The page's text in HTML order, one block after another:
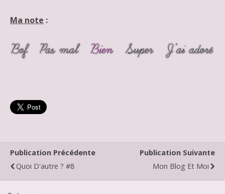
Ma note :
Publication Précédente
Quoi D'autre ? #8
Publication Suivante
Mon Blog Et Moi